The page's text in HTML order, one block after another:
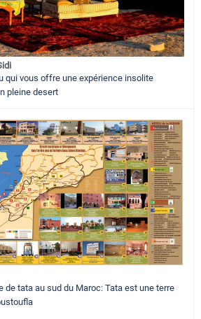
qui vous offre une expérience insolite
pleine desert
de tata au sud du Maroc: Tata est une terre